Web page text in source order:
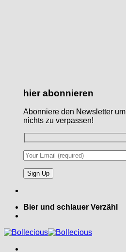
hier abonnieren
Abonniere den Newsletter um
nichts zu verpassen!
Bier und schlauer Verzähl